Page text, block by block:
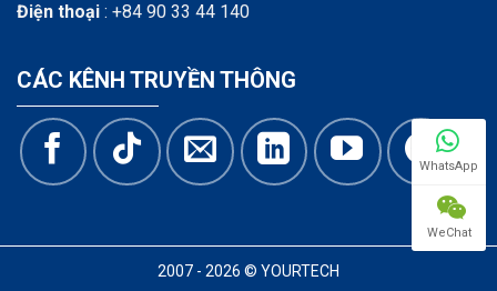
Điện thoại : +84 90 33 44 140
CÁC KÊNH TRUYỀN THÔNG
2007 - 2026 © YOURTECH
WhatsApp
WeChat